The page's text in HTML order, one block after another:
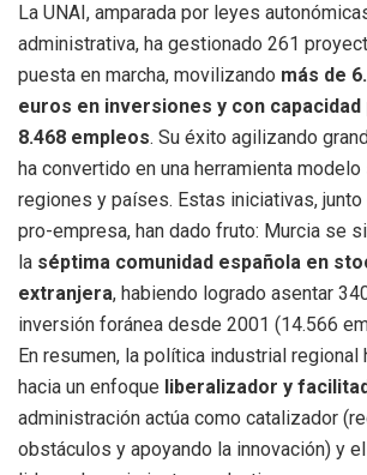
La UNAI, amparada por leyes
administrativa, ha gestionado 261
puesta en marcha, movilizando más de
euros en inversiones y con
8.468 empleos. Su éxito agilizando
ha convertido en una herramienta
regiones y países. Estas iniciativas, junto
pro-empresa, han dado fruto: Murcia se
la séptima comunidad española en
extranjera, habiendo logrado asentar
inversión foránea desde 2001 (14.566
En resumen, la política industrial regional
hacia un enfoque liberalizador y
administración actúa como catalizador
obstáculos y apoyando la innovación) y